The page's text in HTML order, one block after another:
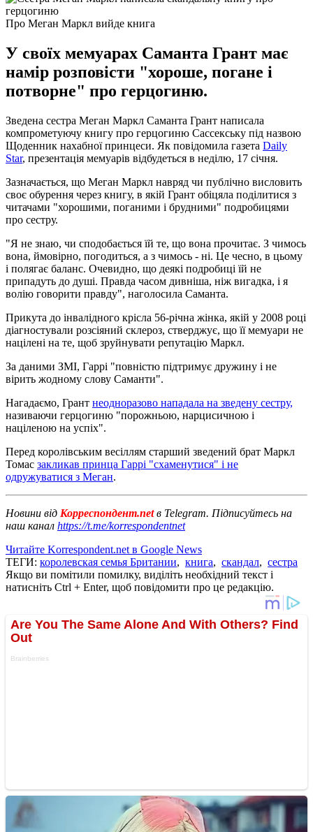
Про Меган Маркл вийде книга
У своїх мемуарах Саманта Грант має
намір розповісти "хороше, погане і
потворне" про герцогиню.
Зведена сестра Меган Маркл Саманта Грант написала
компрометуючу книгу про герцогиню Сассекську під назвою
Щоденник нахабної принцеси. Як повідомила газета Daily
Star, презентація мемуарів відбудеться в неділю, 17 січня.
Зазначається, що Меган Маркл навряд чи публічно висловить
своє обурення через книгу, в якій Грант обіцяла поділитися з
читачами "хорошими, поганими і брудними" подробицями
про сестру.
"Я не знаю, чи сподобається їй те, що вона прочитає. З чимось
вона, ймовірно, погодиться, а з чимось - ні. Це чесно, в цьому
і полягає баланс. Очевидно, що деякі подробиці їй не
припадуть до душі. Правда часом дивніша, ніж вигадка, і я
волію говорити правду", наголосила Саманта.
Прикута до інвалідного крісла 56-річна жінка, якій у 2008 році
діагностували розсіяний склероз, стверджує, що її мемуари не
націлені на те, щоб зруйнувати репутацію Маркл.
За даними ЗМІ, Гаррі "повністю підтримує дружину і не
вірить жодному слову Саманти".
Нагадаємо, Грант неодноразово нападала на зведену сестру,
називаючи герцогиню "порожньою, нарцисичною і
націленою на успіх".
Перед королівським весіллям старший зведений брат Маркл
Томас закликав принца Гаррі "схаменутися" і не
одружуватися з Меган.
Новини від Корреспондент.netв Telegram. Підписуйтесь на
наш канал https://t.me/korrespondentnet
Читайте Korrespondent.net в Google News
ТЕГИ: королевская семья Британии, книга, скандал, сестра
Якщо ви помітили помилку, виділіть необхідний текст і
натисніть Ctrl + Enter, щоб повідомити про це редакцію.